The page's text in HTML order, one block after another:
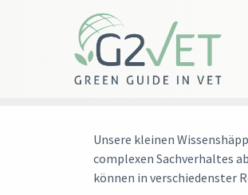
Unsere kleinen
complexen Sachverhaltes
können in verschiedenster